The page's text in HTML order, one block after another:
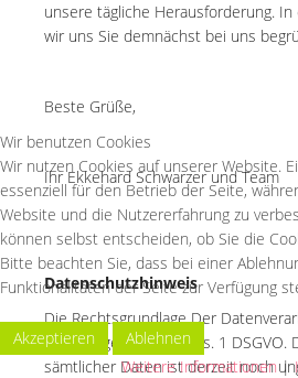
unsere tägliche Herausforderung.
wir uns Sie demnächst bei uns
Beste Grüße,
Ihr Ekkehard Schwarzer und Team
Datenschutzhinweis
Die Rechtsgrundlage Der
Homepage ist Art. 6 Abs. 1 DSGVO.
sämtlicher Daten ist derzeit noch
Wir benutzen Cookies
Wir nutzen Cookies auf unserer Website.
essenziell für den Betrieb der Seite,
Website und die Nutzererfahrung zu
können selbst entscheiden, ob Sie die
Bitte beachten Sie, dass bei einer
Funktionalitäten der Seite zur Verfügung
Akzeptieren
Ablehnen
Weitere Informationen|